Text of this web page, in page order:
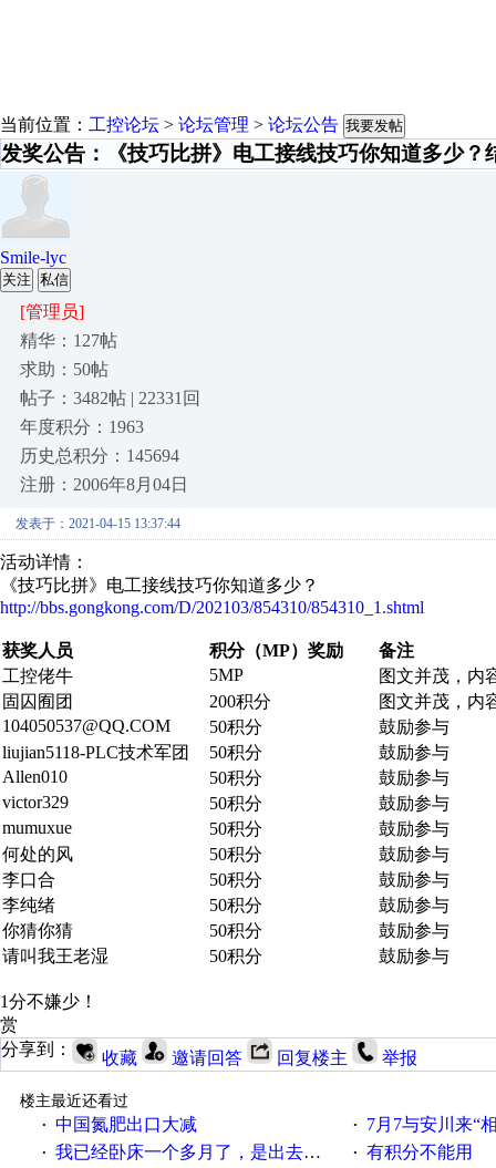
当前位置： 工控论坛 > 论坛管理 > 论坛公告 我要发帖
发奖公告：《技巧比拼》电工接线技巧你知道多少？
Smile-lyc
关注 私信
[管理员]
精华：127帖
求助：50帖
帖子：3482帖 | 22331回
年度积分：1963
历史总积分：145694
注册：2006年8月04日
发表于：2021-04-15 13:37:44
活动详情：
《技巧比拼》电工接线技巧你知道多少？
http://bbs.gongkong.com/D/202103/854310/854310_1.shtml
获奖人员 积分（MP）奖励
备注
工控佬牛
5MP
图文并茂，内
固囚囿团
200积分
图文并茂，内
104050537@QQ.COM
50积分
鼓励参与
liujian5118-PLC技术军团
50积分
鼓励参与
Allen010
50积分
鼓励参与
victor329
50积分
鼓励参与
mumuxue
50积分
鼓励参与
何处的风
50积分
鼓励参与
李口合
50积分
鼓励参与
李纯绪
50积分
鼓励参与
你猜你猜
50积分
鼓励参与
请叫我王老湿
50积分 鼓励参与
1分不嫌少！
赏
分享到：
收藏 邀请回答 回复楼主 举报
楼主最近还看过
· 中国氮肥出口大减 · 7月7与安川来“
· 我已经卧床一个多月了，是出去安装机械手在高速遭遇车祸所致:大家工作都要特别注意啊 · 有积分不能用